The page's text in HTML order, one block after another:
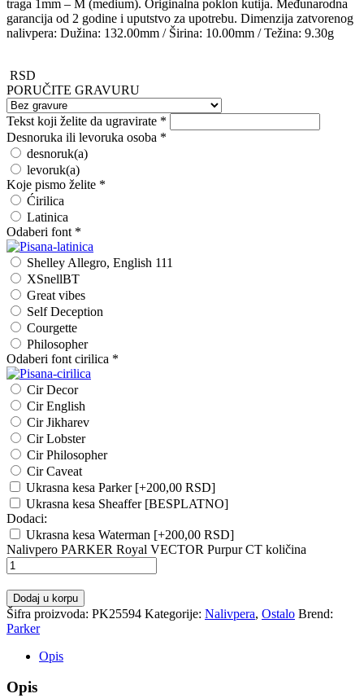
traga 1mm – M (medium). Originalna poklon kutija. Međunarodna
garancija od 2 godine i uputstvo za upotrebu. Dimenzija zatvorenog
nalivpera: Dužina: 132.00mm / Širina: 10.00mm / Težina: 9.30g
RSD
PORUČITE GRAVURU
Tekst koji želite da ugravirate *
Desnoruka ili levoruka osoba *
desnoruk(a)
levoruk(a)
Koje pismo želite *
Ćirilica
Latinica
Odaberi font *
Shelley Allegro, English 111
XSnellBT
Great vibes
Self Deception
Courgette
Philosopher
Odaberi font cirilica *
Cir Decor
Cir English
Cir Jikharev
Cir Lobster
Cir Philosopher
Cir Caveat
Ukrasna kesa Parker [+200,00 RSD]
Ukrasna kesa Sheaffer [BESPLATNO]
Dodaci:
Ukrasna kesa Waterman [+200,00 RSD]
Nalivpero PARKER Royal VECTOR Purpur CT količina
Dodaj u korpu
Šifra proizvoda: PK25594 Kategorije: Nalivpera, Ostalo Brend:
Parker
Opis
Opis